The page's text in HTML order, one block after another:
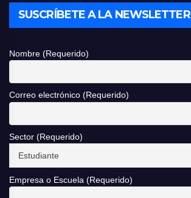
SUSCRÍBETE A LA NEWSLETTER
Nombre (Requerido)
Correo electrónico (Requerido)
Sector (Requerido)
Empresa o Escuela (Requerido)